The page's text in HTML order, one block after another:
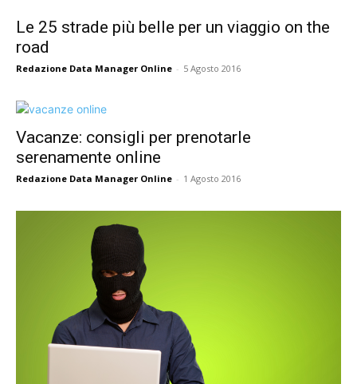
Le 25 strade più belle per un viaggio on the
road
Redazione Data Manager Online - 5 Agosto 2016
Vacanze: consigli per prenotarle
serenamente online
Redazione Data Manager Online - 1 Agosto 2016